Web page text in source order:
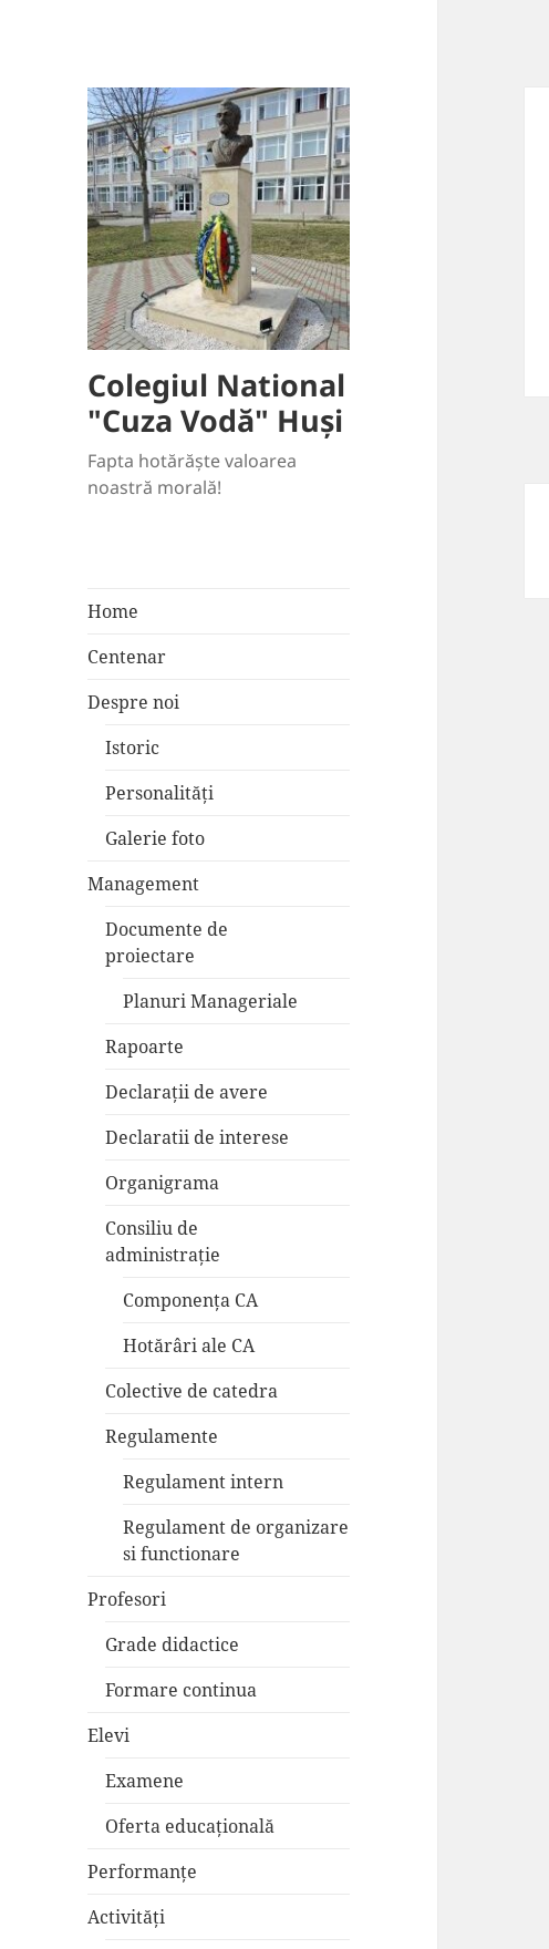
Colegiul National
"Cuza Vodă" Huși
Fapta hotărăște valoarea
noastră morală!
Home
Centenar
Despre noi
Istoric
Personalități
Galerie foto
Management
Documente de
proiectare
Planuri Manageriale
Rapoarte
Declarații de avere
Declaratii de interese
Organigrama
Consiliu de
administrație
Componența CA
Hotărâri ale CA
Colective de catedra
Regulamente
Regulament intern
Regulament de organizare
si functionare
Profesori
Grade didactice
Formare continua
Elevi
Examene
Oferta educațională
Performanțe
Activități